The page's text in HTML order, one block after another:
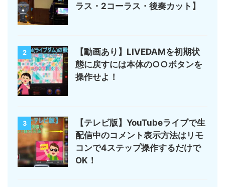
ラス・2コーラス・後奏カット】
2
【動画あり】LIVEDAMを初期状
態に戻すには本体の○○ボタンを
操作せよ！
3
【テレビ版】YouTubeライブで生
配信中のコメント表示方法はリモ
コンで4ステップ操作するだけで
OK！